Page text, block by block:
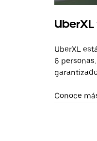
UberXL
6
Conoce